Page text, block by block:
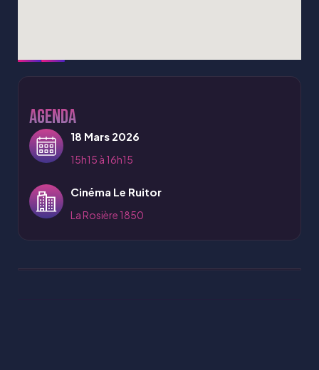
Agenda
18 Mars 2026
15h15 à 16h15
Cinéma Le Ruitor
La Rosière 1850